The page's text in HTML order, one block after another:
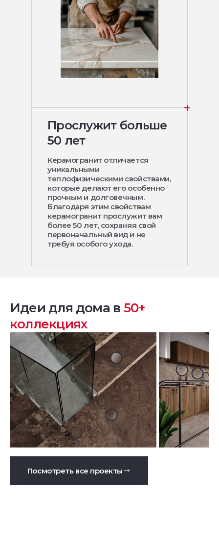
Прослужит больше
50 лет
Керамогранит отличается
уникальными
теплофизическими свойствами,
которые делают его особенно
прочным и долговечным.
Благодаря этим свойствам
керамогранит прослужит вам
более 50 лет, сохраняя свой
первоначальный вид и не
требуя особого ухода.
Идеи для дома в 50+
коллекциях
Посмотреть все проекты